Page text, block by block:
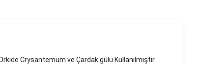
Crysantemum ve Çardak gülü Kullanılmıştır.